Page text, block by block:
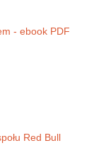
- ebook PDF
Red Bull